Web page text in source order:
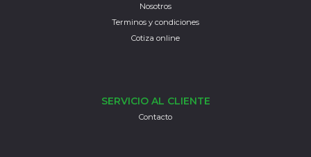
Nosotros
Terminos y condiciones
Cotiza online
SERVICIO AL CLIENTE
Contacto